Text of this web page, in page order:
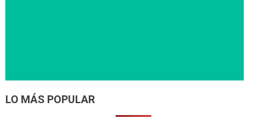
LO MÁS POPULAR